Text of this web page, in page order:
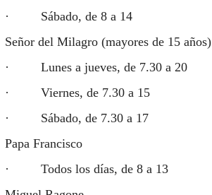
· Sábado, de 8 a 14
Señor del Milagro (mayores de 15 años)
· Lunes a jueves, de 7.30 a 20
· Viernes, de 7.30 a 15
· Sábado, de 7.30 a 17
Papa Francisco
· Todos los días, de 8 a 13